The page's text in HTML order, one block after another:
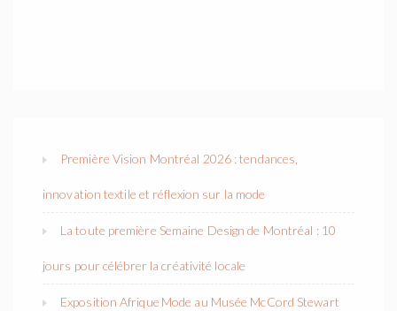
Première Vision Montréal 2026 : tendances,
innovation textile et réflexion sur la mode
La toute première Semaine Design de Montréal : 10
jours pour célébrer la créativité locale
Exposition Afrique Mode au Musée McCord Stewart